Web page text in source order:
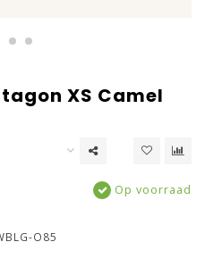
XS Camel
Op voorraad
O85